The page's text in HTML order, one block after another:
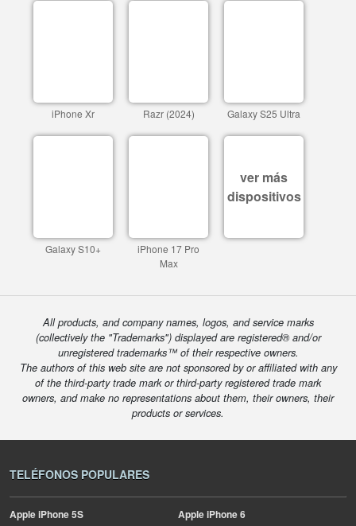
iPhone Xr Razr (2024) Galaxy S25 Ultra
Galaxy S10+
iPhone 17 Pro
Max
ver más
dispositivos
All products, and company names, logos, and service marks
(collectively the "Trademarks") displayed are registered® and/or
unregistered trademarks™ of their respective owners.
The authors of this web site are not sponsored by or affiliated with any
of the third-party trade mark or third-party registered trade mark
owners, and make no representations about them, their owners, their
products or services.
TELÉFONOS POPULARES
AppleiPhone 5S AppleiPhone 6